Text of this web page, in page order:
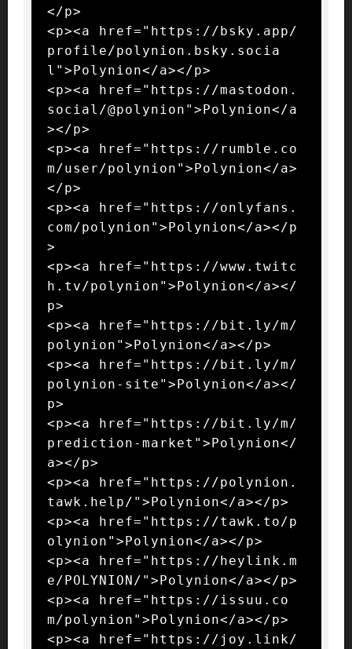
</p>
<p><a href="https://bsky.app/
profile/polynion.bsky.socia
l">Polynion</a></p>
<p><a href="https://mastodon.
social/@polynion">Polynion</a
></p>
<p><a href="https://rumble.co
m/user/polynion">Polynion</a>
</p>
<p><a href="https://onlyfans.
com/polynion">Polynion</a></p
>
<p><a href="https://www.twitc
h.tv/polynion">Polynion</a></
p>
<p><a href="https://bit.ly/m/
polynion">Polynion</a></p>
<p><a href="https://bit.ly/m/
polynion-site">Polynion</a></
p>
<p><a href="https://bit.ly/m/
prediction-market">Polynion</
a></p>
<p><a href="https://polynion.
tawk.help/">Polynion</a></p>
<p><a href="https://tawk.to/p
olynion">Polynion</a></p>
<p><a href="https://heylink.m
e/POLYNION/">Polynion</a></p>
<p><a href="https://issuu.co
m/polynion">Polynion</a></p>
<p><a href="https://joy.link/